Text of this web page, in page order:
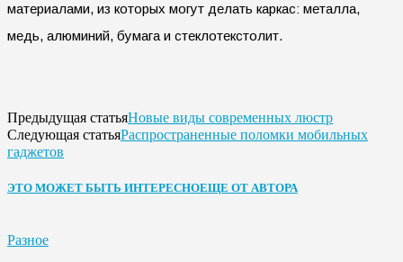
материалами, из которых могут делать каркас: металла,
медь, алюминий, бумага и стеклотекстолит.
Предыдущая статьяНовые виды современных люстр
Следующая статьяРаспространенные поломки мобильных
гаджетов
ЭТО МОЖЕТ БЫТЬ ИНТЕРЕСНОЕЩЕ ОТ АВТОРА
Разное